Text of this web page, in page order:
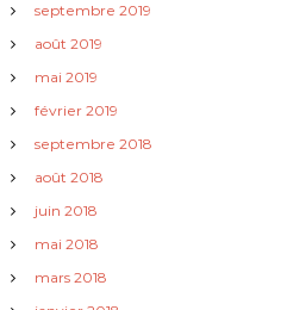
septembre 2019
août 2019
mai 2019
février 2019
septembre 2018
août 2018
juin 2018
mai 2018
mars 2018